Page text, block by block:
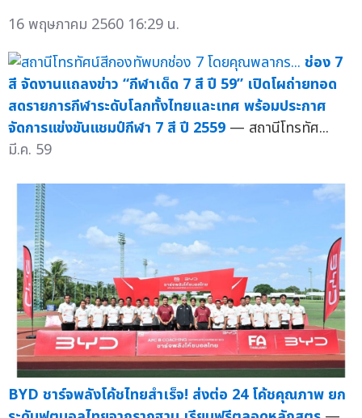
16 พฤษภาคม 2560 16:29 น.
ช่อง 7
สี จัดงานแถลงข่าว “กีฬาเด็ด 7 สี ปี 59” เปิดโผถ่ายทอด
สดรายการกีฬาระดับโลกทั้งไทยและเทศ พร้อมประกาศ
จัดการแข่งขันแชมป์กีฬา 7 สี ปี 2559 — สถานีโทรทัศ...
มี.ค. 59
BYD ชาร์จพลังโค้ชไทยสำเร็จ! ส่งต่อ 24 โค้ชคุณภาพ ยก